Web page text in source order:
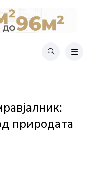
природата